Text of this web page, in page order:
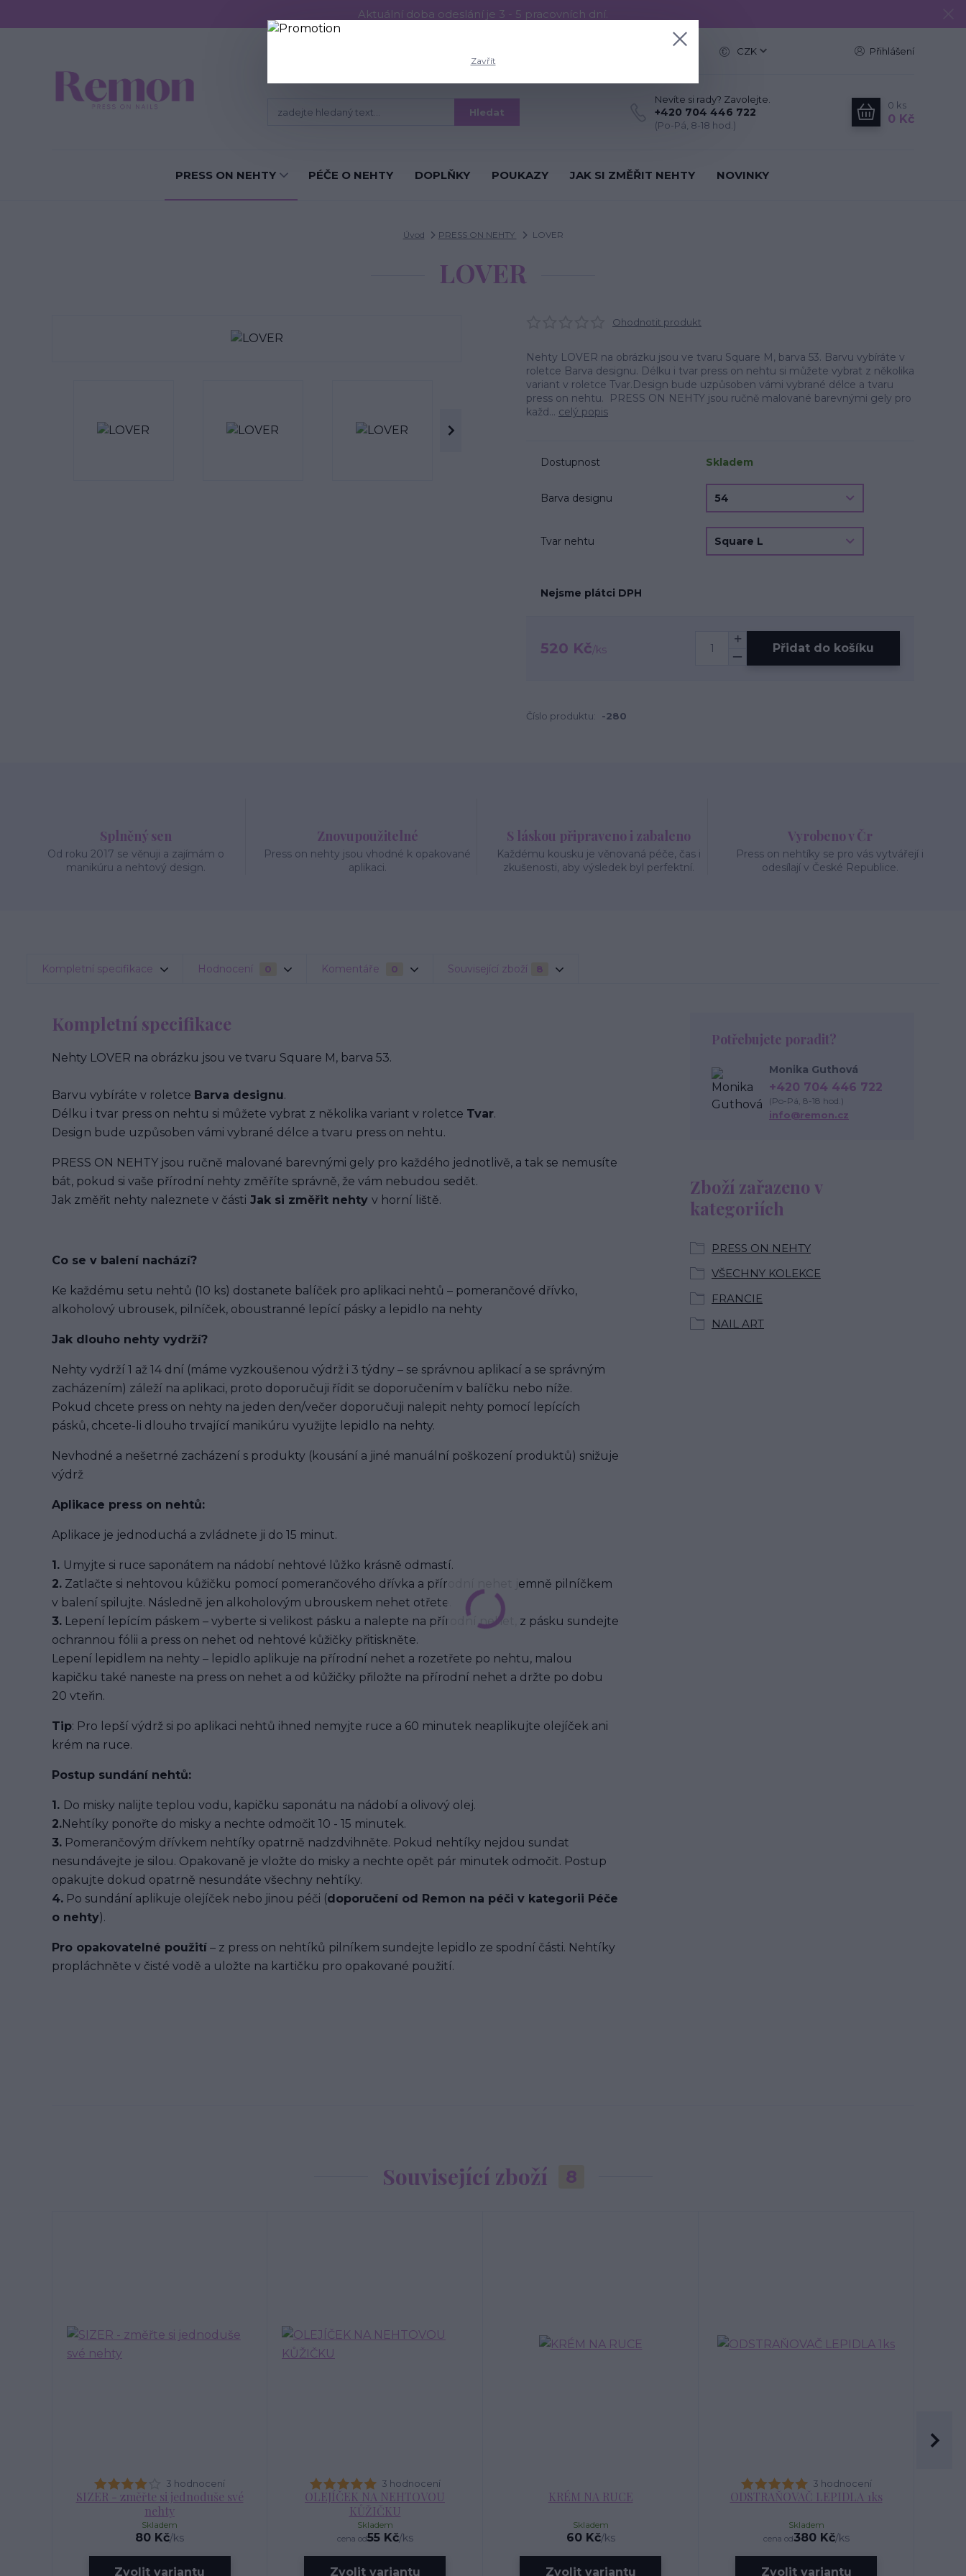
Aktuální doba odeslání je 3 - 5 pracovních dní.
CZK Přihlášení
Hledat
Nevíte si rady? Zavolejte.
+420 704 446 722
(Po-Pá, 8-18 hod.)
0 ks
0 Kč
PRESS ON NEHTY PÉČE O NEHTY DOPLŇKY POUKAZY JAK SI ZMĚŘIT NEHTY NOVINKY
Úvod PRESS ON NEHTY LOVER
LOVER
Ohodnotit produkt
Nehty LOVER na obrázku jsou ve tvaru Square M, barva 53. Barvu vybíráte v
roletce Barva designu. Délku i tvar press on nehtu si můžete vybrat z několika
variant v roletce Tvar.Design bude uzpůsoben vámi vybrané délce a tvaru
press on nehtu. PRESS ON NEHTY jsou ručně malované barevnými gely pro
každ... celý popis
Dostupnost Skladem
Barva designu
Tvar nehtu
Nejsme plátci DPH
520 Kč/ks Přidat do košíku
Číslo produktu: -280
Splněný sen
Od roku 2017 se věnuji a zajímám o
manikúru a nehtový design.
Znovupoužitelné
Press on nehty jsou vhodné k opakované
aplikaci.
S láskou připraveno i zabaleno
Každému kousku je věnovaná péče, čas i
zkušenosti, aby výsledek byl perfektní.
Vyrobeno v Čr
Press on nehtíky se pro vás vytvářejí i
odesílají v České Republice.
Kompletní specifikace Hodnocení 0 Komentáře 0 Související zboží 8
Kompletní specifikace
Nehty LOVER na obrázku jsou ve tvaru Square M, barva 53.
Barvu vybíráte v roletce Barva designu.
Délku i tvar press on nehtu si můžete vybrat z několika variant v roletce Tvar.
Design bude uzpůsoben vámi vybrané délce a tvaru press on nehtu.
PRESS ON NEHTY jsou ručně malované barevnými gely pro každého jednotlivě, a tak se nemusíte
bát, pokud si vaše přírodní nehty změříte správně, že vám nebudou sedět.
Jak změřit nehty naleznete v části Jak si změřit nehty v horní liště.
Co se v balení nachází?
Ke každému setu nehtů (10 ks) dostanete balíček pro aplikaci nehtů – pomerančové dřívko,
alkoholový ubrousek, pilníček, oboustranné lepící pásky a lepidlo na nehty
Jak dlouho nehty vydrží?
Nehty vydrží 1 až 14 dní (máme vyzkoušenou výdrž i 3 týdny – se správnou aplikací a se správným
zacházením) záleží na aplikaci, proto doporučuji řídit se doporučením v balíčku nebo níže.
Pokud chcete press on nehty na jeden den/večer doporučuji nalepit nehty pomocí lepících
pásků, chcete-li dlouho trvající manikúru využijte lepidlo na nehty.
Nevhodné a nešetrné zacházení s produkty (kousání a jiné manuální poškození produktů) snižuje
výdrž
Aplikace press on nehtů:
Aplikace je jednoduchá a zvládnete ji do 15 minut.
1. Umyjte si ruce saponátem na nádobí nehtové lůžko krásně odmastí.
2. Zatlačte si nehtovou kůžičku pomocí pomerančového dřívka a přírodní nehet jemně pilníčkem
v balení spilujte. Následně jen alkoholovým ubrouskem nehet otřete.
3. Lepení lepícím páskem – vyberte si velikost pásku a nalepte na přírodní nehet, z pásku sundejte
ochrannou fólii a press on nehet od nehtové kůžičky přitiskněte.
Lepení lepidlem na nehty – lepidlo aplikuje na přírodní nehet a rozetřete po nehtu, malou
kapičku také naneste na press on nehet a od kůžičky přiložte na přírodní nehet a držte po dobu
20 vteřin.
Tip: Pro lepší výdrž si po aplikaci nehtů ihned nemyjte ruce a 60 minutek neaplikujte olejíček ani
krém na ruce.
Postup sundání nehtů:
1. Do misky nalijte teplou vodu, kapičku saponátu na nádobí a olivový olej.
2.Nehtíky ponořte do misky a nechte odmočit 10 - 15 minutek.
3. Pomerančovým dřívkem nehtíky opatrně nadzdvihněte. Pokud nehtíky nejdou sundat
nesundávejte je silou. Opakovaně je vložte do misky a nechte opět pár minutek odmočit. Postup
opakujte dokud opatrně nesundáte všechny nehtíky.
4. Po sundání aplikuje olejíček nebo jinou péči (doporučení od Remon na péči v kategorii Péče
o nehty).
Pro opakovatelné použití – z press on nehtíků pilníkem sundejte lepidlo ze spodní části. Nehtíky
propláchněte v čisté vodě a uložte na kartičku pro opakované použití.
Zboží zařazeno v
kategoriích
PRESS ON NEHTY
VŠECHNY KOLEKCE
FRANCIE
NAIL ART
Potřebujete poradit?
Monika Guthová
+420 704 446 722
(Po-Pá, 8-18 hod.)
info@remon.cz
Související zboží 8
3 hodnocení
SIZER - změřte si jednoduše své
nehty
80 Kč/ks
Skladem
Zvolit variantu
3 hodnocení
OLEJÍČEK NA NEHTOVOU
KŮŽIČKU
cena od55 Kč/ks
Skladem
Zvolit variantu
KRÉM NA RUCE
60 Kč/ks
Skladem
Zvolit variantu
3 hodnocení
ODSTRAŇOVAČ LEPIDLA 1ks
cena od380 Kč/ks
Skladem
Zvolit variantu
Zavřít